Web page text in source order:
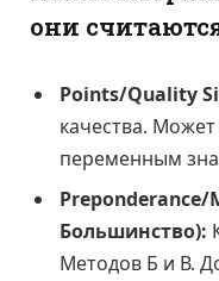
они
Points/Quality
качества.
переменным
Большинство):
Методов Б и В.